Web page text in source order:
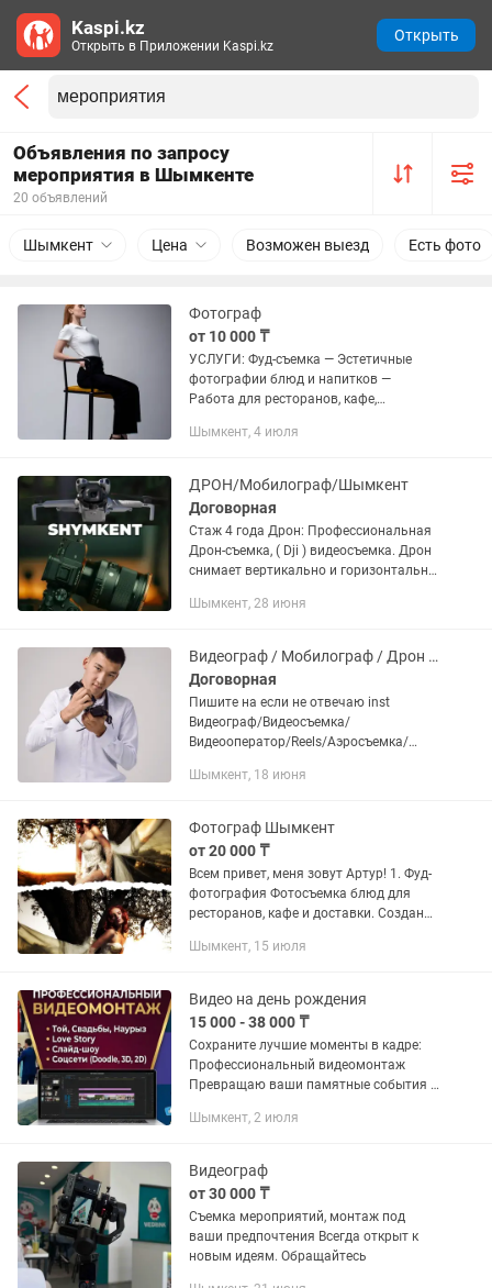
Объявления по запросу
мероприятия в Шымкенте
20 объявлений
Шымкент Цена Возможен выезд Есть фото
Фотограф
от 10 000 ₸
УСЛУГИ: Фуд-съемка — Эстетичные
фотографии блюд и напитков —
Работа для ресторанов, кафе,
минимализма до насыщенных фуд-
на...
Шымкент, 4 июля
ДРОН/Мобилограф/Шымкент
Договорная
Стаж 4 года Дрон: Профессиональная
Дрон-съемка, ( Dji ) видеосъемка. Дрон
снимает вертикально и горизонтально
бизнес аккаунтов Оформление
Шымкент, 28 июня
Видеограф / Мобилограф / Дрон - Фото
Договорная
Пишите на если не отвечаю inst
Видеограф/Видеосъемка/
Видеооператор/Reels/Аэросъемка/
профессиональной видеосъемкой. •
reels, shorts) под...
Шымкент, 18 июня
Фотограф Шымкент
от 20 000 ₸
Всем привет, меня зовут Артур! 1. Фуд-
фотография Фотосъемка блюд для
ресторанов, кафе и доставки. Создание
меню. Съемка процессов
блогов...
Шымкент, 15 июля
Видео на день рождения
15 000 - 38 000 ₸
Сохраните лучшие моменты в кадре:
Профессиональный видеомонтаж
Превращаю ваши памятные события в
Предлагаю услуги монтажа любой
подходом: •...
Шымкент, 2 июля
Видеограф
от 30 000 ₸
Съемка мероприятий, монтаж под
ваши предпочтения Всегда открыт к
новым идеям. Обращайтесь
Kaspi.kz
Открыть в Приложении Kaspi.kz
Открыть